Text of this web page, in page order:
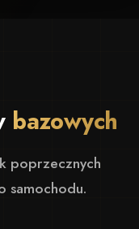
bazowych
poprzecznych
samochodu.